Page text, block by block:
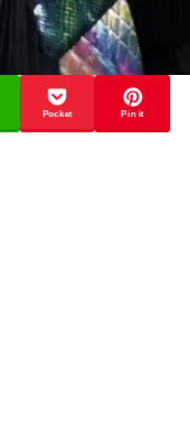
Pocket Pin it